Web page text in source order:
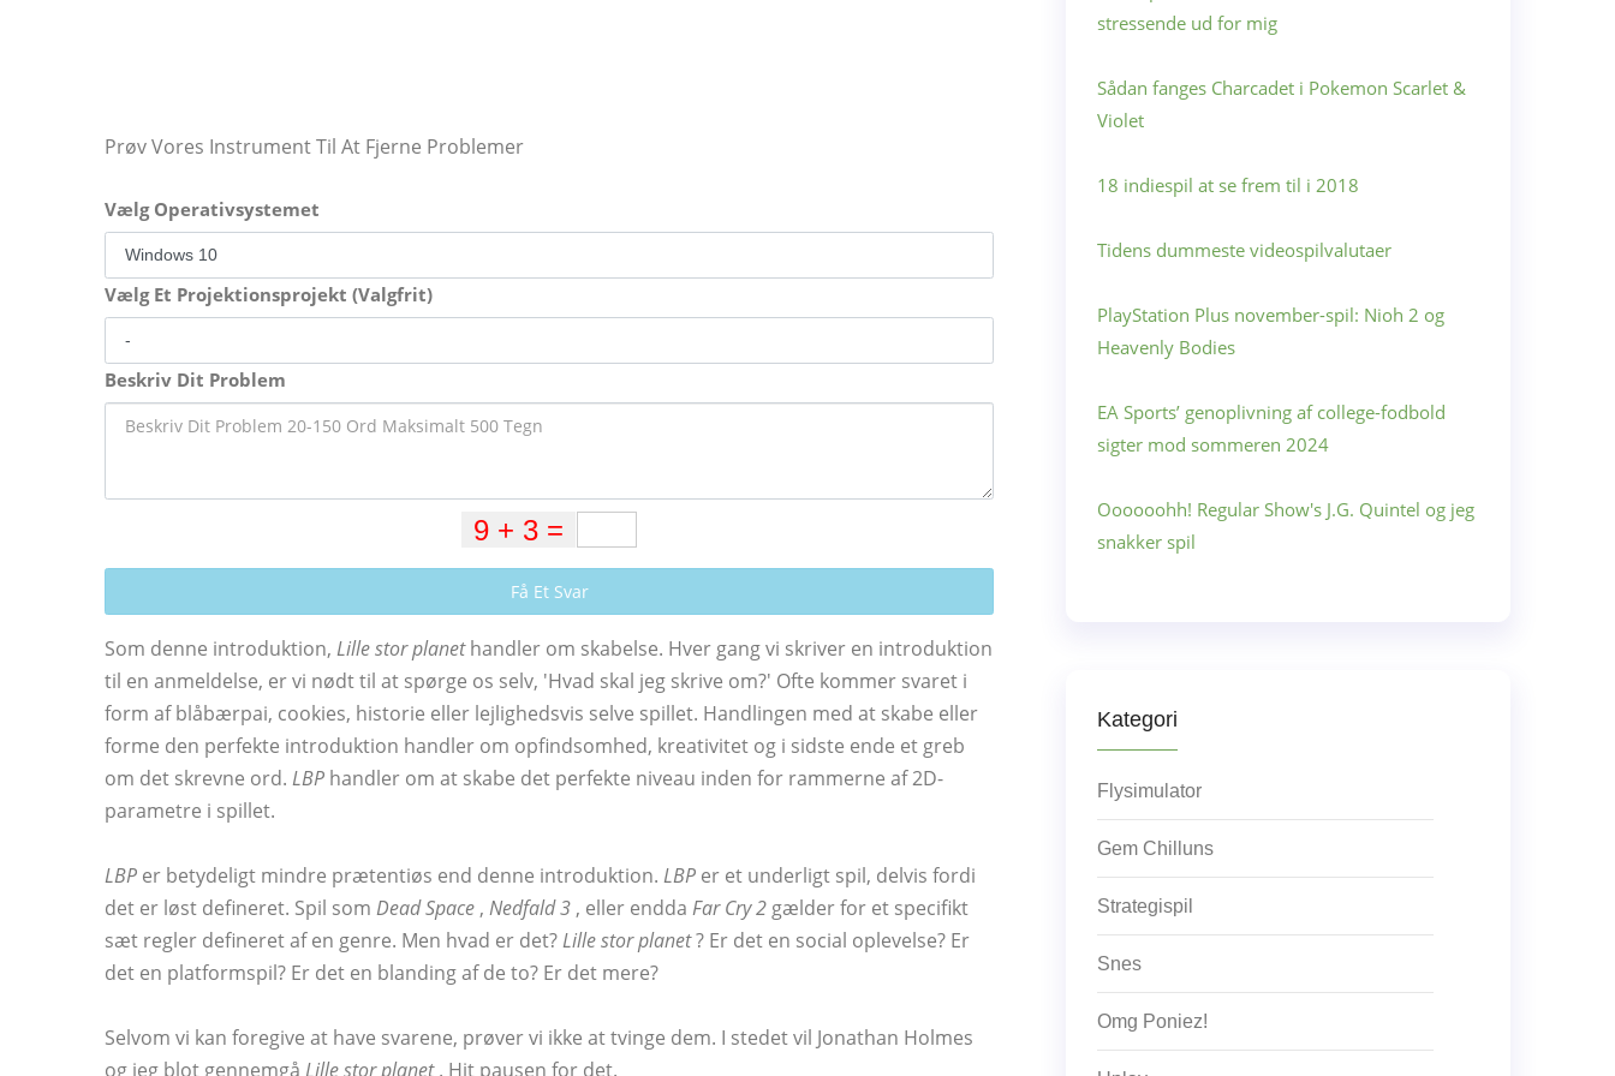
Prøv Vores Instrument Til At Fjerne Problemer
Vælg Operativsystemet
Vælg Et Projektionsprojekt (Valgfrit)
Beskriv Dit Problem
Få Et Svar
Som denne introduktion, Lille stor planethandler om skabelse. Hver gang vi skriver en introduktion
til en anmeldelse, er vi nødt til at spørge os selv, 'Hvad skal jeg skrive om?' Ofte kommer svaret i
form af blåbærpai, cookies, historie eller lejlighedsvis selve spillet. Handlingen med at skabe eller
forme den perfekte introduktion handler om opfindsomhed, kreativitet og i sidste ende et greb
om det skrevne ord. LBP handler om at skabe det perfekte niveau inden for rammerne af 2D-
parametre i spillet.
LBP er betydeligt mindre prætentiøs end denne introduktion. LBP er et underligt spil, delvis fordi
det er løst defineret. Spil som Dead Space , Nedfald 3 , eller endda Far Cry 2 gælder for et specifikt
sæt regler defineret af en genre. Men hvad er det?Lille stor planet? Er det en social oplevelse? Er
det en platformspil? Er det en blanding af de to? Er det mere?
Selvom vi kan foregive at have svarene, prøver vi ikke at tvinge dem. I stedet vil Jonathan Holmes
og jeg blot gennemgå Lille stor planet. Hit pausen for det.
stressende ud for mig
Sådan fanges Charcadet i Pokemon Scarlet &
Violet
18 indiespil at se frem til i 2018
Tidens dummeste videospilvalutaer
PlayStation Plus november-spil: Nioh 2 og
Heavenly Bodies
EA Sports’ genoplivning af college-fodbold
sigter mod sommeren 2024
Oooooohh! Regular Show's J.G. Quintel og jeg
snakker spil
Kategori
Flysimulator
Gem Chilluns
Strategispil
Snes
Omg Poniez!